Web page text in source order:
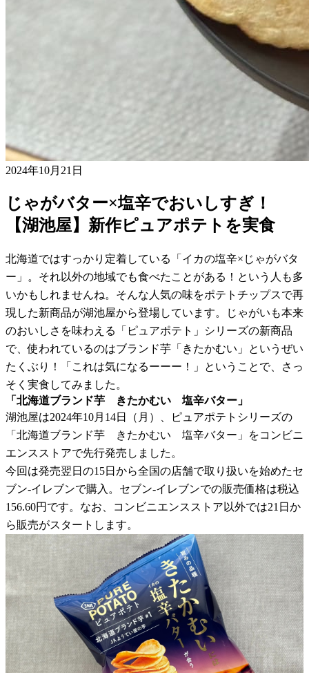
2024年10月21日
じゃがバター×塩辛でおいしすぎ！
【湖池屋】新作ピュアポテトを実食
北海道ではすっかり定着している「イカの塩辛×じゃがバタ
ー」。それ以外の地域でも食べたことがある！という人も多
いかもしれませんね。そんな人気の味をポテトチップスで再
現した新商品が湖池屋から登場しています。じゃがいも本来
のおいしさを味わえる「ピュアポテト」シリーズの新商品
で、使われているのはブランド芋「きたかむい」というぜい
たくぶり！「これは気になるーーー！」ということで、さっ
そく実食してみました。
「北海道ブランド芋 きたかむい 塩辛バター」
湖池屋は2024年10月14日（月）、ピュアポテトシリーズの
「北海道ブランド芋 きたかむい 塩辛バター」をコンビニ
エンスストアで先行発売しました。
今回は発売翌日の15日から全国の店舗で取り扱いを始めたセ
ブン-イレブンで購入。セブン-イレブンでの販売価格は税込
156.60円です。なお、コンビニエンスストア以外では21日か
ら販売がスタートします。